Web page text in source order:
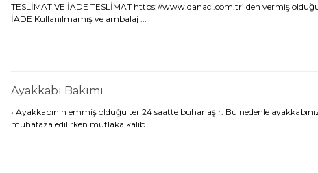
TESLİMAT VE İADE TESLİMAT https://www.danaci.com.tr’ den vermiş
İADE Kullanılmamış ve ambalaj ...
Ayakkabı Bakımı
• Ayakkabının emmiş olduğu ter 24 saatte buharlaşır. Bu nedenle
muhafaza edilirken mutlaka kalıb ...